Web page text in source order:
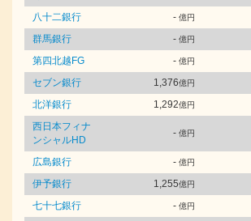
八十二銀行
- 億円
群馬銀行
- 億円
第四北越FG
- 億円
セブン銀行
1,376億円
北洋銀行
1,292億円
西日本フィナ
ンシャルHD
- 億円
広島銀行 - 億円
伊予銀行
1,255億円
七十七銀行
- 億円